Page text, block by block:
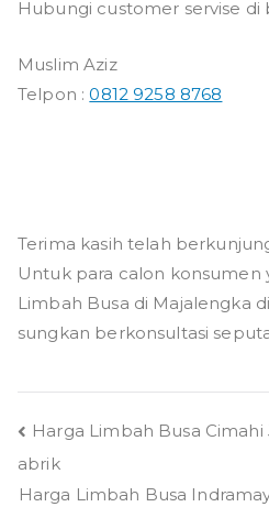
Hubungi customer servise di
Muslim Aziz
Telpon :0812 9258 8768
Terima kasih telah
Untuk para calon
Limbah Busa di Majalengka
sungkan berkonsultasi
Navigasi
pos
Harga Limbah Busa
abrik
Harga Limbah Busa